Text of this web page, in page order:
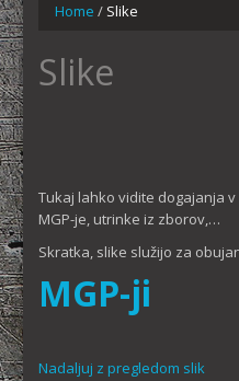
Home / Slike
Slike
Tukaj lahko vidite dogajanja
MGP-je, utrinke iz zborov,…
Skratka, slike služijo za
MGP-ji
Nadaljuj z pregledom slik